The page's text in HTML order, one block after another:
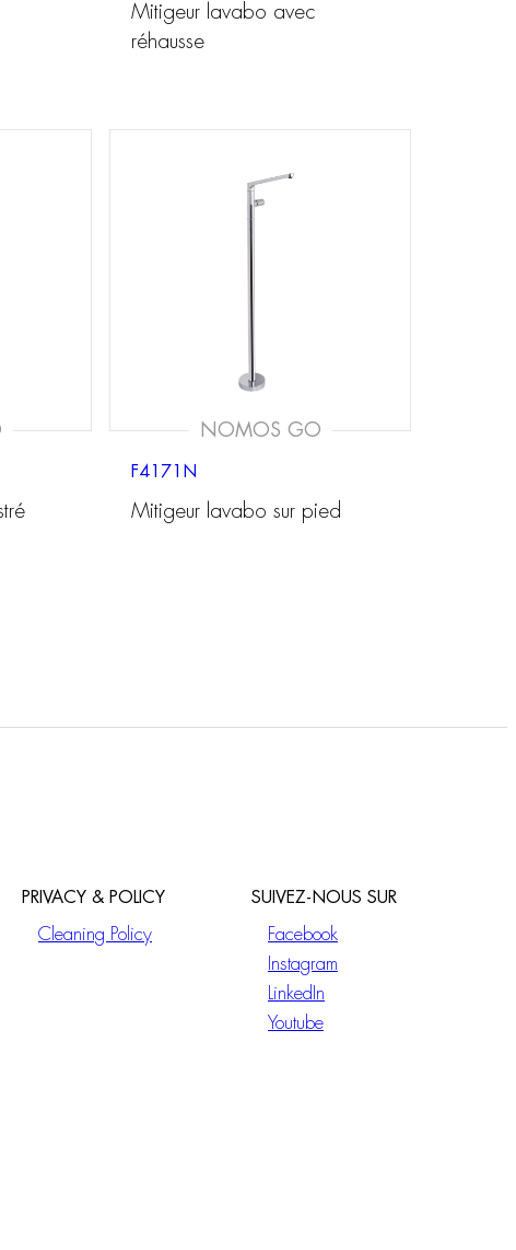
Mitigeur lavabo avec
réhausse
NOMOS GO
F4171N
Mitigeur lavabo sur pied
PRIVACY & POLICY
Cleaning Policy
SUIVEZ-NOUS SUR
Facebook
Instagram
LinkedIn
Youtube